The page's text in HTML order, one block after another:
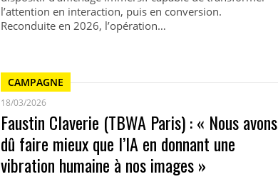
l’attention en interaction, puis en conversion.
Reconduite en 2026, l’opération…
CAMPAGNE
18/03/2026
Faustin Claverie (TBWA Paris) : « Nous avons
dû faire mieux que l’IA en donnant une
vibration humaine à nos images »